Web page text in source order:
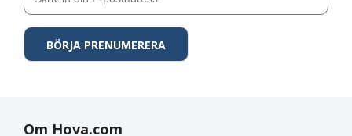
Om Hova.com